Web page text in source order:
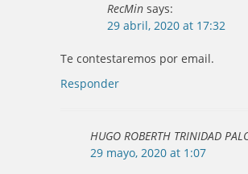
RecMin says:
29 abril, 2020 at 17:32
Te contestaremos por email.
Responder
HUGO ROBERTH TRINIDAD
29 mayo, 2020 at 1:07